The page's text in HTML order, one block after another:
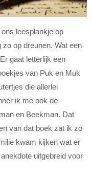
leesplankje op
op dreunen. Wat een
gaat letterlijk een
van Puk en Muk
die allerlei
ik me ook de
en Beekman. Dat
van dat boek zat ik zo
kwam kijken wat er
uitgebreid voor